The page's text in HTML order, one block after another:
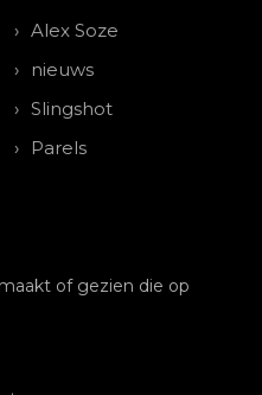
Alex Soze
nieuws
Slingshot
Parels
of gezien die op